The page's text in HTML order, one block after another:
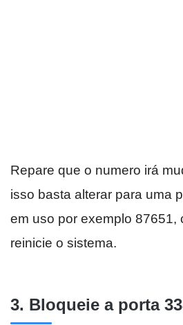
Repare que o numero irá
isso basta alterar para uma
em uso por exemplo 87651,
reinicie o sistema.
3. Bloqueie a porta